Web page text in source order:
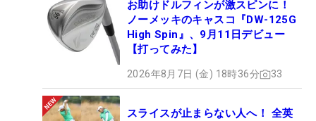
お助けドルフィンが激スピンに！
ノーメッキのキャスコ『DW-125G
High Spin』、9月11日デビュー
【打ってみた】
2026年8月7日 (金) 18時36分 33
スライスが止まらない人へ！ 全英